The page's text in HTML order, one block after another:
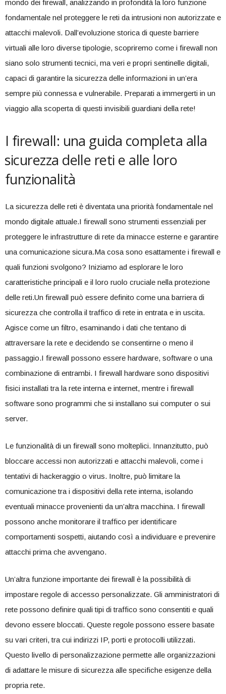
mondo dei firewall, analizzando in profondità la loro funzione
fondamentale nel proteggere⁢ le reti da intrusioni non ​autorizzate e
attacchi malevoli. Dall’evoluzione storica di queste barriere
virtuali‌ alle loro diverse tipologie, scopriremo‍ come i firewall non
siano ⁣solo strumenti tecnici, ma veri e‌ propri ⁤sentinelle digitali, ​
capaci di garantire la sicurezza delle ⁢informazioni in un’era
sempre più connessa e vulnerabile. Preparati a immergerti in un
viaggio alla scoperta di questi invisibili guardiani‌ della rete!
I firewall: una guida⁢ completa alla
⁢sicurezza delle reti e alle loro
funzionalità
La sicurezza delle reti è diventata ⁣una priorità fondamentale nel
mondo digitale attuale.I firewall sono strumenti essenziali per
proteggere le infrastrutture⁣ di rete da minacce esterne e garantire
una comunicazione sicura.Ma cosa sono esattamente i firewall e
quali funzioni ⁤svolgono? Iniziamo ⁢ad ⁢esplorare le loro
caratteristiche principali e il loro ruolo cruciale nella protezione
delle reti.Un ⁢firewall può essere‌ definito come una barriera di
sicurezza che controlla il‍ traffico di rete in entrata e in uscita.
Agisce come un filtro, esaminando ‍i dati che tentano ​di
attraversare la rete e decidendo se consentirne o meno il
passaggio.I‍ firewall possono essere hardware, software ‌o una
combinazione di entrambi. I firewall hardware sono dispositivi
fisici installati tra la rete interna ​e internet, mentre i firewall
software sono programmi che si installano sui computer o sui
server.
Le funzionalità di un firewall sono molteplici. Innanzitutto, può
bloccare accessi⁢ non autorizzati e attacchi ⁢malevoli, come i
tentativi di hackeraggio o virus. Inoltre, può limitare la ​
comunicazione tra i ⁤dispositivi ⁣della rete interna, isolando
eventuali minacce ⁤provenienti da⁣ un’altra macchina. I firewall
possono anche monitorare il traffico per identificare⁣
comportamenti sospetti, aiutando‌ così a individuare e prevenire
attacchi ⁢prima che avvengano.
Un’altra funzione importante dei firewall è ‍la possibilità di
impostare regole di accesso personalizzate. Gli amministratori di
rete⁢ possono definire quali tipi di traffico sono ⁢consentiti e quali
devono essere bloccati. Queste ​regole possono essere basate
⁢su vari criteri, tra cui indirizzi IP, porti e protocolli utilizzati.
Questo livello di personalizzazione permette alle organizzazioni
di adattare⁤ le misure di sicurezza alle specifiche ​esigenze della
propria rete.